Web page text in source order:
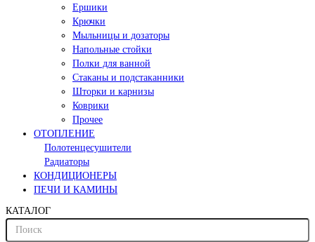
Ершики
Крючки
Мыльницы и дозаторы
Напольные стойки
Полки для ванной
Стаканы и подстаканники
Шторки и карнизы
Коврики
Прочее
ОТОПЛЕНИЕ
Полотенцесушители
Радиаторы
КОНДИЦИОНЕРЫ
ПЕЧИ И КАМИНЫ
КАТАЛОГ